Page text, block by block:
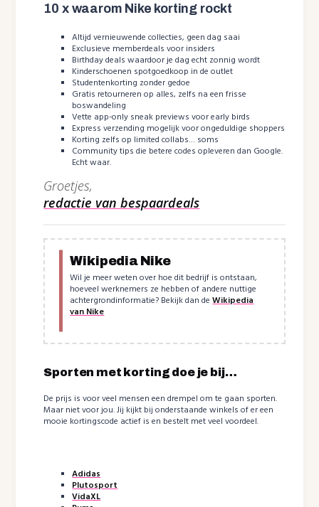
10 x waarom Nike korting rockt
Altijd vernieuwende collecties, geen dag saai
Exclusieve memberdeals voor insiders
Birthday deals waardoor je dag echt zonnig wordt
Kinderschoenen spotgoedkoop in de outlet
Studentenkorting zonder gedoe
Gratis retourneren op alles, zelfs na een frisse
boswandeling
Vette app-only sneak previews voor early birds
Express verzending mogelijk voor ongeduldige shoppers
Korting zelfs op limited collabs… soms
Community tips die betere codes opleveren dan Google.
Echt waar.
Groetjes,
redactie van bespaardeals
Wikipedia Nike
Wil je meer weten over hoe dit bedrijf is ontstaan,
hoeveel werknemers ze hebben of andere nuttige
achtergrondinformatie? Bekijk dan deWikipedia
van Nike
Sporten met korting doe je bij…
De prijs is voor veel mensen een drempel om te gaan sporten.
Maar niet voor jou. Jij kijkt bij onderstaande winkels of er een
mooie kortingscode actief is en bestelt met veel voordeel.
Adidas
Plutosport
VidaXL